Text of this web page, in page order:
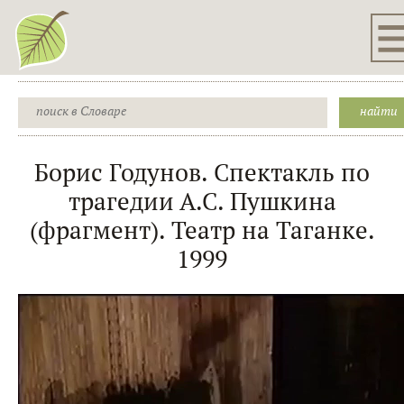
Борис Годунов. Спектакль по
трагедии А.С. Пушкина
(фрагмент). Театр на Таганке.
1999